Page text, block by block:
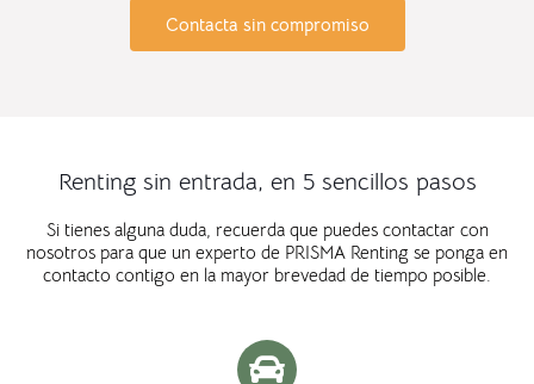
Contacta sin compromiso
Renting sin entrada, en 5 sencillos pasos
Si tienes alguna duda, recuerda que puedes contactar con
nosotros para que un experto de PRISMA Renting se ponga en
contacto contigo en la mayor brevedad de tiempo posible.